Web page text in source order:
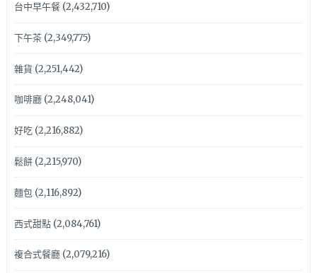
台中早午餐(2,432,710)
下午茶(2,349,775)
雜貨 (2,251,442)
咖啡廳(2,248,041)
好吃(2,216,882)
鬆餅(2,215,970)
麵包(2,116,892)
西式甜點(2,084,761)
複合式餐廳(2,079,216)